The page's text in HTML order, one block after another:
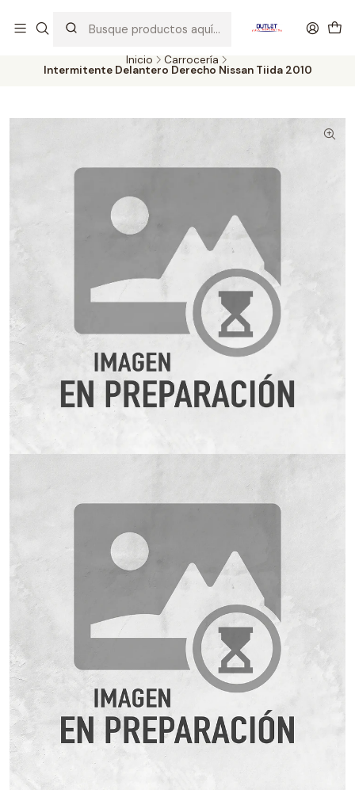
probados con altos estándares de calidad.
Inicio Carrocería
Intermitente Delantero Derecho Nissan Tiida 2010